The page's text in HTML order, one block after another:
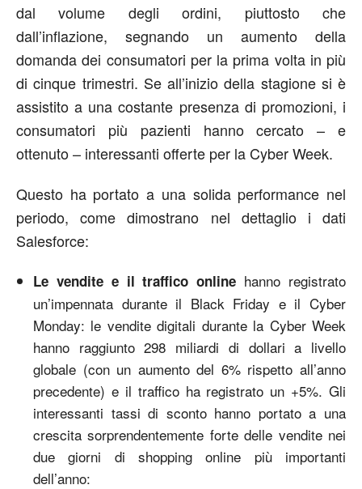
dal volume degli ordini, piuttosto che
dall’inflazione, segnando un aumento della
domanda dei consumatori per la prima volta in più
di cinque trimestri. Se all’inizio della stagione si è
assistito a una costante presenza di promozioni, i
consumatori più pazienti hanno cercato – e
ottenuto – interessanti offerte per la Cyber Week.
Questo ha portato a una solida performance nel
periodo, come dimostrano nel dettaglio i dati
Salesforce:
Le vendite e il traffico online hanno registrato
un’impennata durante il Black Friday e il Cyber
Monday: le vendite digitali durante la Cyber Week
hanno raggiunto 298 miliardi di dollari a livello
globale (con un aumento del 6% rispetto all’anno
precedente) e il traffico ha registrato un +5%. Gli
interessanti tassi di sconto hanno portato a una
crescita sorprendentemente forte delle vendite nei
due giorni di shopping online più importanti
dell’anno: